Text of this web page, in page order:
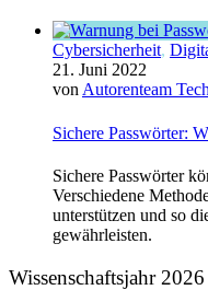
Cybersicherheit,
21. Juni 2022
von Autorenteam
Sichere Passwörter:
Sichere Passwörter
Verschiedene
unterstützen und so
gewährleisten.
Wissenschaftsjahr 2026